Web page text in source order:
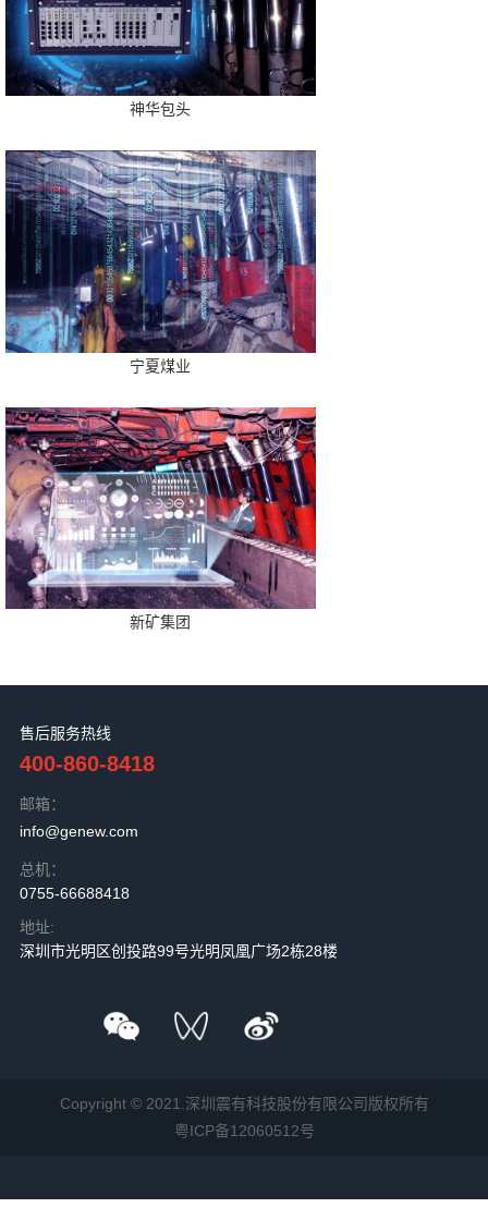
神华包头
宁夏煤业
新矿集团
售后服务热线
400-860-8418
邮箱：
info@genew.com
总机：
0755-66688418
地址:
深圳市光明区创投路99号光明凤凰广场2栋28楼
Copyright © 2021.深圳震有科技股份有限公司版权所有
粤ICP备12060512号